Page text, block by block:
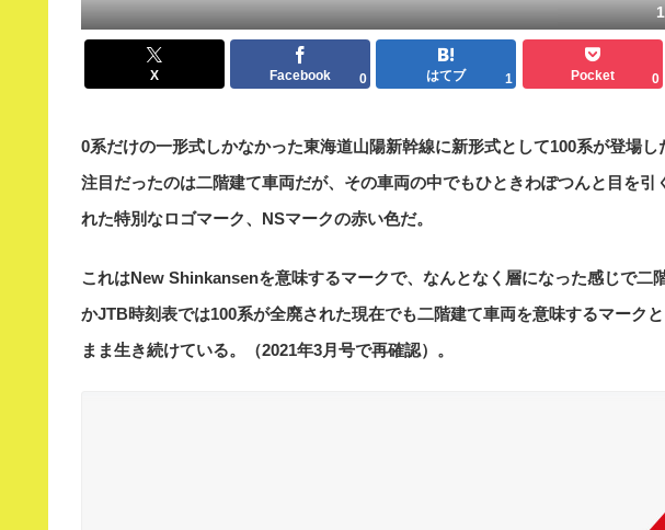
X Facebook 0 はてブ 1 Pocket 0
0系だけの一形式しかなかった東海道山陽新幹線に新形式として100系が登場
注目だったのは二階建て車両だが、その車両の中でもひときわぽつんと目を引
れた特別なロゴマーク、NSマークの赤い色だ。
これはNew Shinkansenを意味するマークで、なんとなく層になった感じで二
かJTB時刻表では100系が全廃された現在でも二階建て車両を意味するマーク
まま生き続けている。（2021年3月号で再確認）。